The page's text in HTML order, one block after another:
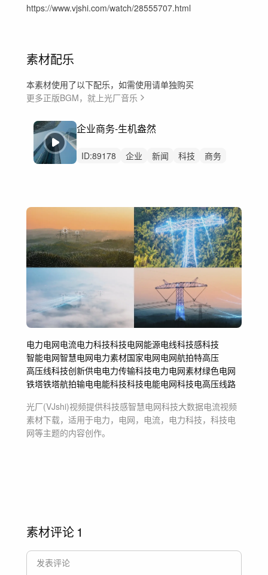
https://www.vjshi.com/watch/28555707.html
素材配乐
本素材使用了以下配乐，如需使用请单独购买
更多正版BGM，就上光厂音乐
企业商务-生机盎然
ID:89178 企业 新闻 科技
商务
电力电网电流电力科技科技电网能源电线科技感科技
智能电网智慧电网电力素材国家电网电网航拍特高压
高压线科技创新供电电力传输科技电力电网素材绿色电网
铁塔铁塔航拍输电电能科技科技电能电网科技电高压线路
光厂(VJshi)视频提供科技感智慧电网科技大数据电流视频
素材下载，适用于电力，电网，电流，电力科技，科技电
网等主题的内容创作。
素材评论 1